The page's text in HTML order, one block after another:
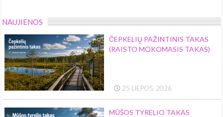
NAUJIENOS
ČEPKELIŲ PAŽINTINIS TAKAS
(RAISTO MOKOMASIS TAKAS)
25 LIEPOS, 2026
MŪŠOS TYRELIO TAKAS